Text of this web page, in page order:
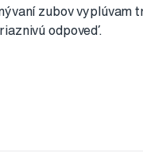
zubov vyplúvam
odpoveď.